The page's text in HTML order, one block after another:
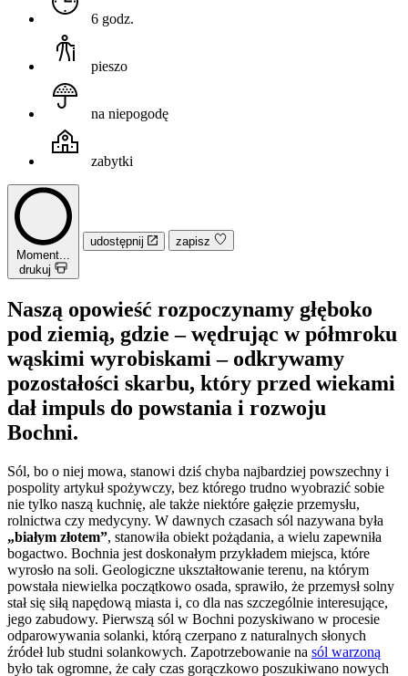
6 godz.
pieszo
na niepogodę
zabytki
Moment...
drukuj
udostępnij zapisz
Naszą opowieść rozpoczynamy głęboko
pod ziemią, gdzie – wędrując w półmroku
wąskimi wyrobiskami – odkrywamy
pozostałości skarbu, który przed wiekami
dał impuls do powstania i rozwoju
Bochni.
Sól, bo o niej mowa, stanowi dziś chyba najbardziej powszechny i
pospolity artykuł spożywczy, bez którego trudno wyobrazić sobie
nie tylko naszą kuchnię, ale także niektóre gałęzie przemysłu,
rolnictwa czy medycyny. W dawnych czasach sól nazywana była
„białym złotem”, stanowiła obiekt pożądania, a wielu zapewniła
bogactwo. Bochnia jest doskonałym przykładem miejsca, które
wyrosło na soli. Geologiczne ukształtowanie terenu, na którym
powstała niewielka początkowo osada, sprawiło, że przemysł solny
stał się siłą napędową miasta i, co dla nas szczególnie interesujące,
jego zabudowy. Pierwszą sól w Bochni pozyskiwano w procesie
odparowywania solanki, którą czerpano z naturalnych słonych
źródeł lub studni solankowych. Zapotrzebowanie na sól warzoną
było tak ogromne, że cały czas gorączkowo poszukiwano nowych